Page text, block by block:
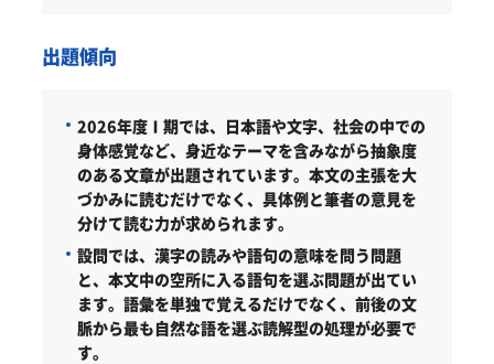
出題傾向
2026年度Ⅰ期では、日本語や文字、社会の中での
身体感覚など、身近なテーマを含みながら抽象度
のある文章が出題されています。本文の主張を大
づかみに読むだけでなく、具体例と筆者の意見を
分けて読む力が求められます。
設問では、漢字の読みや語句の意味を問う問題
と、本文中の空所に入る語句を選ぶ問題が出てい
ます。語彙を単独で覚えるだけでなく、前後の文
脈から最も自然な語を選ぶ読解型の処理が必要で
す。